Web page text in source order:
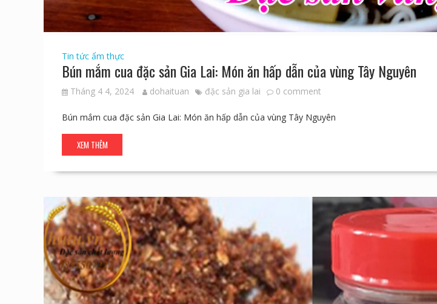
Tin tức ẩm thực
Bún mắm cua đặc sản Gia Lai: Món ăn hấp dẫn của vùng Tây Nguyên
Tháng 4 4, 2024 dohaituan đặc sản gia lai 0 comment
Bún mắm cua đặc sản Gia Lai: Món ăn hấp dẫn của vùng Tây Nguyên
XEM THÊM